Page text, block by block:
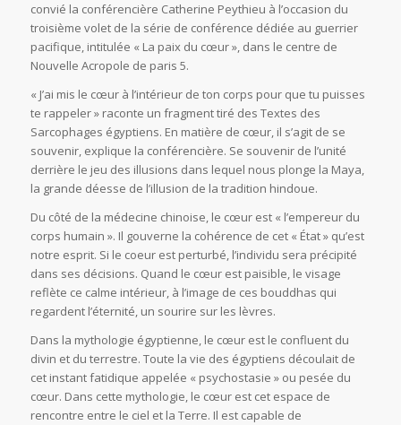
convié la conférencière Catherine Peythieu à l’occasion du
troisième volet de la série de conférence dédiée au guerrier
pacifique, intitulée « La paix du cœur », dans le centre de
Nouvelle Acropole de paris 5.
« J’ai mis le cœur à l’intérieur de ton corps pour que tu puisses
te rappeler » raconte un fragment tiré des Textes des
Sarcophages égyptiens. En matière de cœur, il s’agit de se
souvenir, explique la conférencière. Se souvenir de l’unité
derrière le jeu des illusions dans lequel nous plonge la Maya,
la grande déesse de l’illusion de la tradition hindoue.
Du côté de la médecine chinoise, le cœur est « l’empereur du
corps humain ». Il gouverne la cohérence de cet « État » qu’est
notre esprit. Si le coeur est perturbé, l’individu sera précipité
dans ses décisions. Quand le cœur est paisible, le visage
reflète ce calme intérieur, à l’image de ces bouddhas qui
regardent l’éternité, un sourire sur les lèvres.
Dans la mythologie égyptienne, le cœur est le confluent du
divin et du terrestre. Toute la vie des égyptiens découlait de
cet instant fatidique appelée « psychostasie » ou pesée du
cœur. Dans cette mythologie, le cœur est cet espace de
rencontre entre le ciel et la Terre. Il est capable de